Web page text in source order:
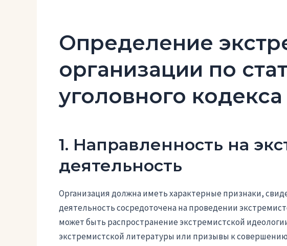
Определение
организации по
уголовного
1. Направленность на
деятельность
Организация должна иметь характерные признаки,
деятельность сосредоточена на проведении
может быть распространение экстремистской
экстремистской литературы или призывы к